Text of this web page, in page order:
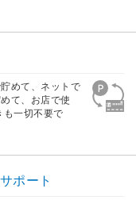
めて、ネットで
て、お店で使
も一切不要で
ポート